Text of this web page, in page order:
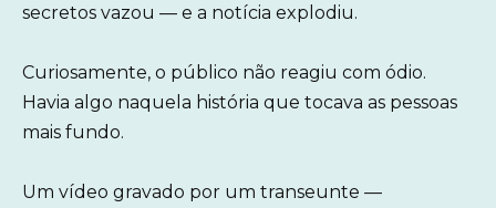
secretos vazou — e a notícia explodiu.
Curiosamente, o público não reagiu com ódio.
Havia algo naquela história que tocava as pessoas
mais fundo.
Um vídeo gravado por um transeunte —